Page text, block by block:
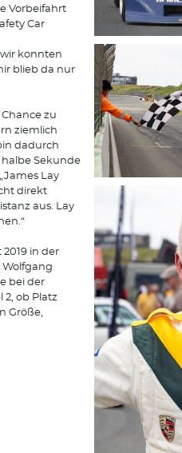
Vorbeifahrt
Car
wir konnten
blieb da nur
zu
ziemlich
dadurch
Sekunde
Lay
direkt
aus. Lay
in der
Wolfgang
bei der
2, ob Platz
Größe,